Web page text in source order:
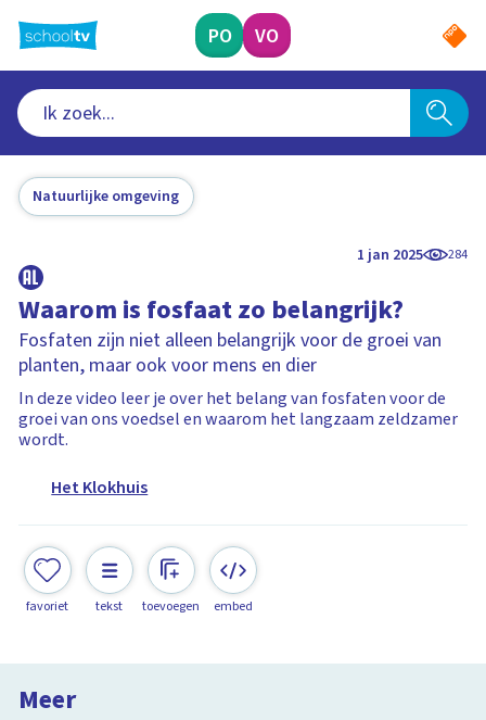
naar
hoofdinhoud
PO VO
Natuurlijke omgeving
1 jan 2025 284
Waarom is fosfaat zo belangrijk?
Fosfaten zijn niet alleen belangrijk voor de groei van
planten, maar ook voor mens en dier
In deze video leer je over het belang van fosfaten voor de
groei van ons voedsel en waarom het langzaam zeldzamer
wordt.
Het Klokhuis
favoriet tekst toevoegen embed
Meer